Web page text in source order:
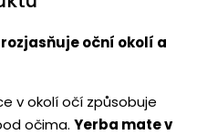
oční okolí a
v okolí očí způsobuje
očima. Yerba mate v